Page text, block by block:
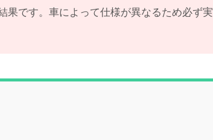
果です。車によって仕様が異なるため必ず実